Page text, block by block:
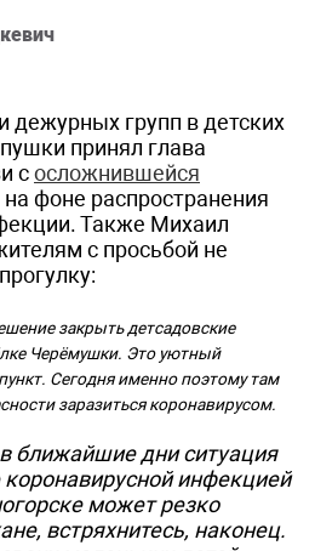
дежурных групп в детских
принял глава
сосложнившейся
на фоне распространения
Также Михаил
с просьбой не
закрыть детсадовские
Черёмушки. Это уютный
Сегодня именно поэтому там
заразиться коронавирусом.
ближайшие дни ситуация
инфекцией
может резко
встряхнитесь, наконец.